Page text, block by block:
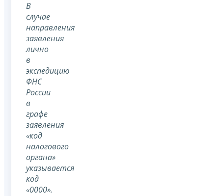
В
случае
направления
заявления
лично
в
экспедицию
ФНС
России
в
графе
заявления
«код
налогового
органа»
указывается
код
«0000».